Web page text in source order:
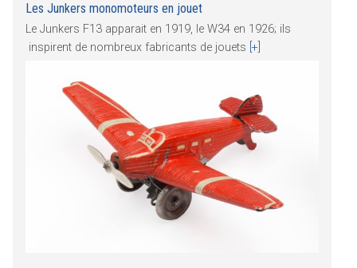
Les Junkers monomoteurs en jouet
Le Junkers F13 apparait en 1919, le W34 en 1926; ils
inspirent de nombreux fabricants de jouets [+]